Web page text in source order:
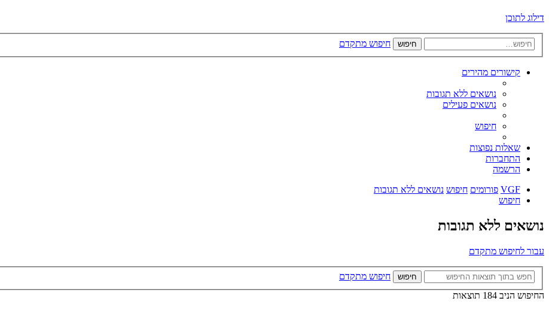
דילוג לתוכן
חיפוש חיפוש מתקדם
קישורים מהירים
נושאים ללא תגובות
נושאים פעילים
חיפוש
שאלות נפוצות
התחברות
הרשמה
VGF פורומים חיפוש נושאים ללא תגובות
חיפוש
נושאים ללא תגובות
עבור לחיפוש מתקדם
חיפוש
חיפוש מתקדם
החיפוש הניב 184 תוצאות